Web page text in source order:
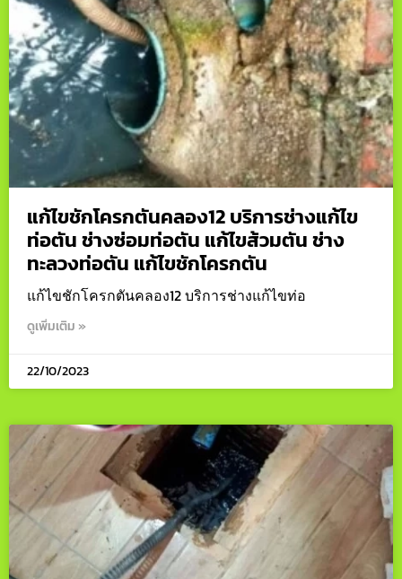
แก้ไขชักโครกตันคลอง12 บริการช่างแก้ไข
ท่อตัน ช่างซ่อมท่อตัน แก้ไขส้วมตัน ช่าง
ทะลวงท่อตัน แก้ไขชักโครกตัน
แก้ไขชักโครกตันคลอง12 บริการช่างแก้ไขท่อ
ดูเพิ่มเติม »
22/10/2023